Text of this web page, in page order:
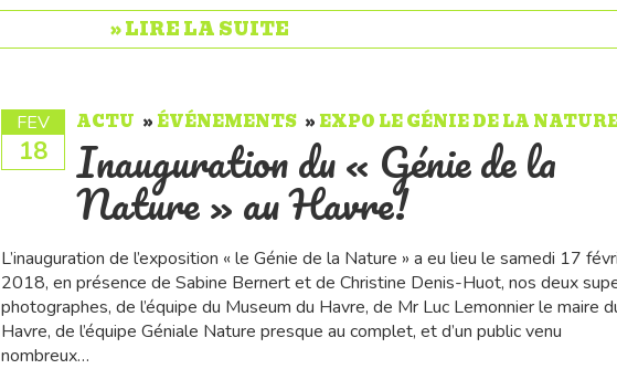
» LIRE LA SUITE
FEV
18
ACTU ÉVÉNEMENTS EXPO LE GÉNIE DE LA
Inauguration du « Génie de la
Nature » au Havre!
L’inauguration de l’exposition « le Génie de la Nature » a eu lieu le samedi 17
2018, en présence de Sabine Bernert et de Christine Denis-Huot, nos deux
photographes, de l’équipe du Museum du Havre, de Mr Luc Lemonnier le maire
Havre, de l’équipe Géniale Nature presque au complet, et d’un public venu
nombreux…